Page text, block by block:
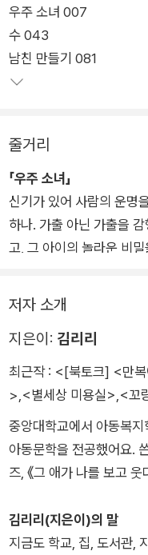
담겼다.
쨍하게 내리쬐는 빛과 현
황은 다르지만 십 대라면
는 스펙트럼을 지닌 작품 「
남기고, 그동안 작가가 발표
더해 총 다섯 편을 담고 있
우주 소녀 007
수 043
남친 만들기 081
줄거리
「우주 소녀」
신기가 있어 사람의 운명
하나. 가출 아닌 가출을
고, 그 아이의 놀라운 비
은 우주 소녀의 힘 덕분
재민에게 들려온 믿을 수
라고?
대신 수를 따라 목공소로
지금의 수가 만들어 가고
만든 가면 뒤에 갇혀 있던
자신에 대해 돌아본다.
저자 소개
지은이: 김리리
최근작 : <[북토크] <만복
> <별세상 미용실> <꼬
중앙대학교에서 아동복
아동문학을 전공했어요.
즈, 《그 애가 나를 보고 웃
이오, 뻥》, 《감정종합선물
야기> 시리즈와 <고재미
김리리(지은이)의 말
지금도 학교, 집, 도서관,